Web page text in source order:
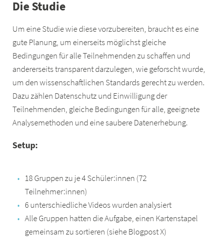
Die Studie
Um eine Studie wie diese vorzubereiten, braucht es eine
gute Planung, um einerseits möglichst gleiche
Bedingungen für alle Teilnehmenden zu schaffen und
andererseits transparent darzulegen, wie geforscht wurde,
um den wissenschaftlichen Standards gerecht zu werden.
Dazu zählen Datenschutz und Einwilligung der
Teilnehmenden, gleiche Bedingungen für alle, geeignete
Analysemethoden und eine saubere Datenerhebung.
Setup:
18 Gruppen zu je 4 Schüler:innen (72
Teilnehmer:innen)
6 unterschiedliche Videos wurden analysiert
Alle Gruppen hatten die Aufgabe, einen Kartenstapel
gemeinsam zu sortieren (siehe Blogpost X)